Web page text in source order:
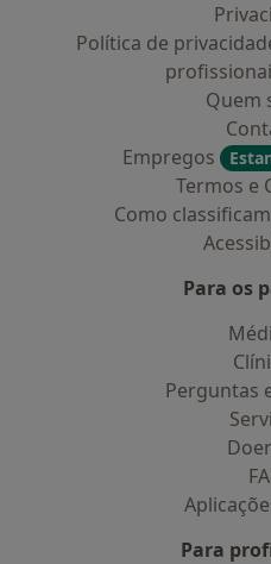
Política de
Quem
Empregos
Termos e
Como
Para os
Perguntas
Para